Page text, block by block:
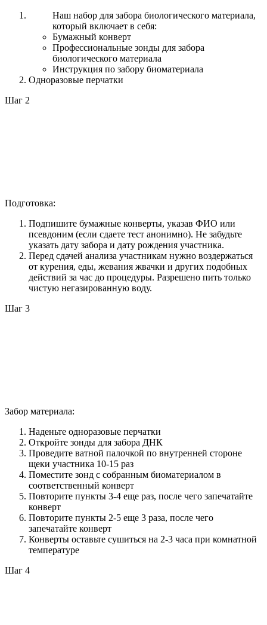
Наш набор для забора биологического материала,
который включает в себя:
Бумажный конверт
Профессиональные зонды для забора
биологического материала
Инструкция по забору биоматериала
Одноразовые перчатки
Шаг 2
Подготовка:
Подпишите бумажные конверты, указав ФИО или
псевдоним (если сдаете тест анонимно). Не забудьте
указать дату забора и дату рождения участника.
Перед сдачей анализа участникам нужно воздержаться
от курения, еды, жевания жвачки и других подобных
действий за час до процедуры. Разрешено пить только
чистую негазированную воду.
Шаг 3
Забор материала:
Наденьте одноразовые перчатки
Откройте зонды для забора ДНК
Проведите ватной палочкой по внутренней стороне
щеки участника 10-15 раз
Поместите зонд с собранным биоматериалом в
соответственный конверт
Повторите пункты 3-4 еще раз, после чего запечатайте
конверт
Повторите пункты 2-5 еще 3 раза, после чего
запечатайте конверт
Конверты оставьте сушиться на 2-3 часа при комнатной
температуре
Шаг 4